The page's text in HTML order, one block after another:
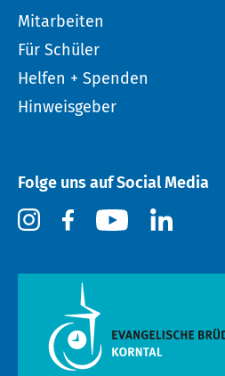
Mitarbeiten
Für Schüler
Helfen + Spenden
Hinweisgeber
Folge uns auf Social Media